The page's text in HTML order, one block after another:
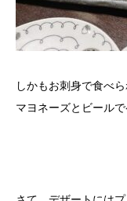
しかもお刺身で食べ
マヨネーズとビール